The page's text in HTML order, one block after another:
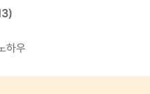
하우